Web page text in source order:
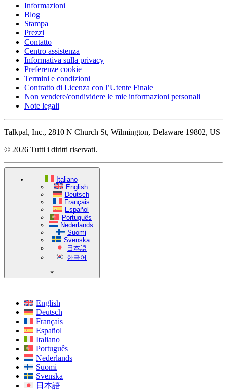
Informazioni
Blog
Stampa
Prezzi
Contatto
Centro assistenza
Informativa sulla privacy
Preferenze cookie
Termini e condizioni
Contratto di Licenza con l’Utente Finale
Non vendere/condividere le mie informazioni personali
Note legali
Talkpal, Inc., 2810 N Church St, Wilmington, Delaware 19802, US
© 2026 Tutti i diritti riservati.
Italiano
English
Deutsch
Français
Español
Português
Nederlands
Suomi
Svenska
日本語
한국어
English
Deutsch
Français
Español
Italiano
Português
Nederlands
Suomi
Svenska
日本語